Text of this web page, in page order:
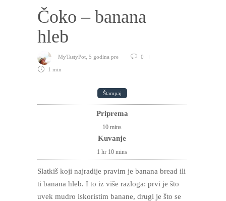
Čoko – banana
hleb
MyTastyPot, 5 godina pre 0
1 min
Štampaj
Priprema
10 mins
Kuvanje
1 hr 10 mins
Slatkiš koji najradije pravim je banana bread ili
ti banana hleb. I to iz više razloga: prvi je što
uvek mudro iskoristim banane, drugi je što se